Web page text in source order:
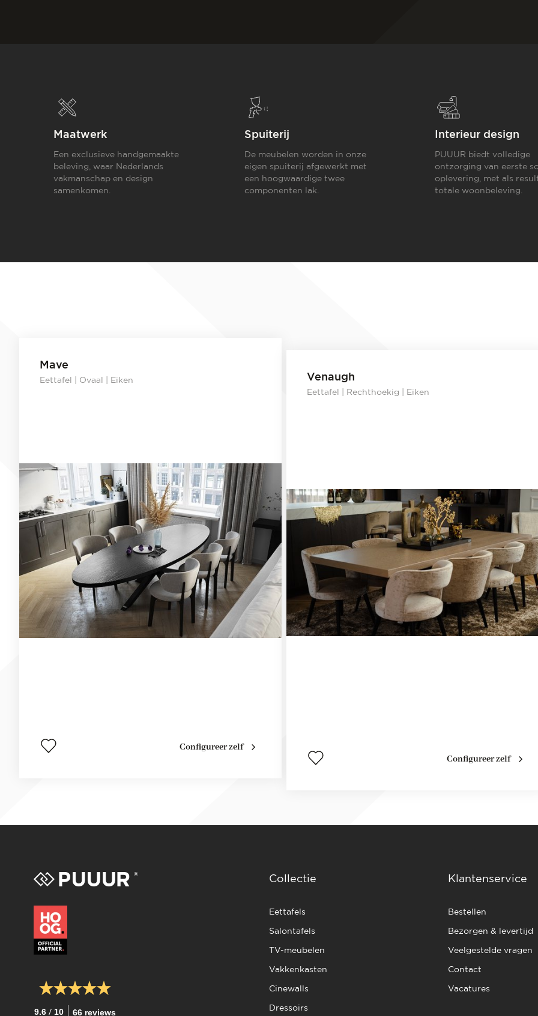
Maatwerk
Een exclusieve handgemaakte
beleving, waar Nederlands
vakmanschap en design
samenkomen.
Spuiterij
De meubelen worden in onze
eigen spuiterij afgewerkt met
een hoogwaardige twee
componenten lak.
Interieur design
PUUUR biedt volledige
ontzorging van eerste
oplevering, met als
totale woonbeleving.
Mave
Eettafel | Ovaal | Eiken
Configureer zelf
Venaugh
Eettafel | Rechthoekig | Eiken
Configureer zelf
9.6 / 10 66 reviews
Collectie
Eettafels
Salontafels
TV-meubelen
Vakkenkasten
Cinewalls
Dressoirs
Klantenservice
Bestellen
Bezorgen & levertijd
Veelgestelde vragen
Contact
Vacatures